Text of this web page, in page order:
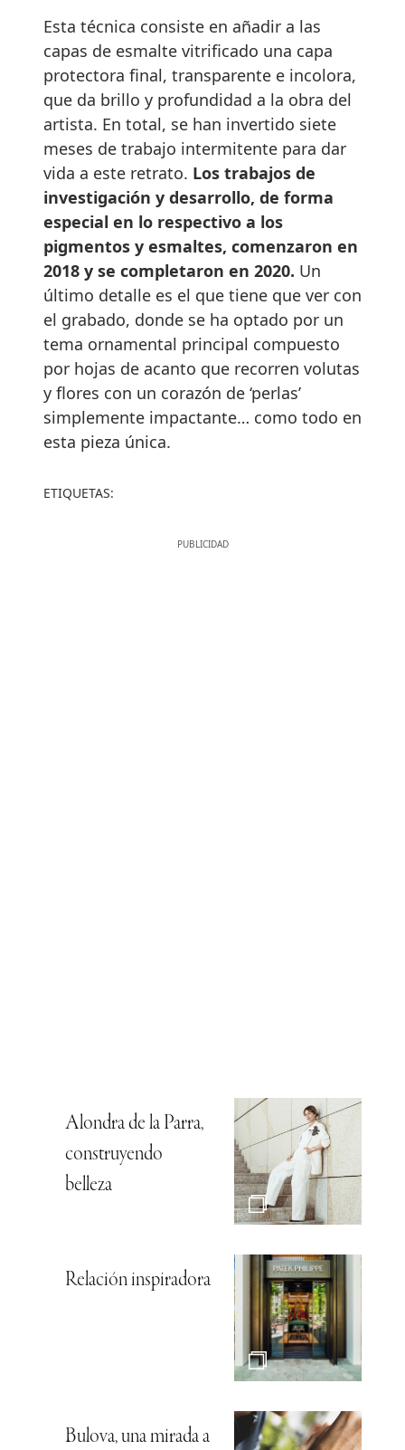
Esta técnica consiste en añadir a las
capas de esmalte vitrificado una capa
protectora final, transparente e incolora,
que da brillo y profundidad a la obra del
artista. En total, se han invertido siete
meses de trabajo intermitente para dar
vida a este retrato. Los trabajos de
investigación y desarrollo, de forma
especial en lo respectivo a los
pigmentos y esmaltes, comenzaron en
2018 y se completaron en 2020. Un
último detalle es el que tiene que ver con
el grabado, donde se ha optado por un
tema ornamental principal compuesto
por hojas de acanto que recorren volutas
y flores con un corazón de ‘perlas’
simplemente impactante… como todo en
esta pieza única.
ETIQUETAS:
Alondra de la Parra,
construyendo
belleza
Relación inspiradora
Bulova, una mirada a